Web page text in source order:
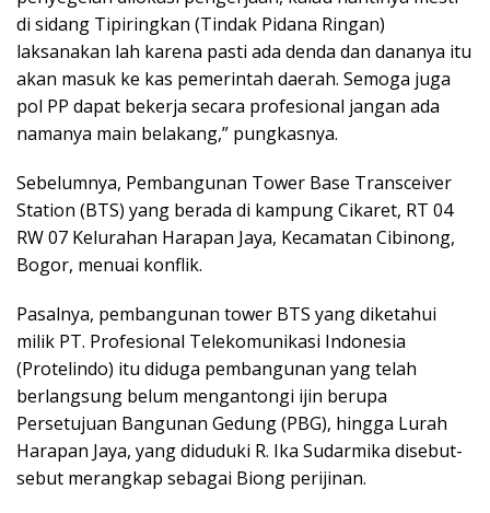
di sidang Tipiringkan (Tindak Pidana Ringan)
laksanakan lah karena pasti ada denda dan dananya itu
akan masuk ke kas pemerintah daerah. Semoga juga
pol PP dapat bekerja secara profesional jangan ada
namanya main belakang,” pungkasnya.
Sebelumnya, Pembangunan Tower Base Transceiver
Station (BTS) yang berada di kampung Cikaret, RT 04
RW 07 Kelurahan Harapan Jaya, Kecamatan Cibinong,
Bogor, menuai konflik.
Pasalnya, pembangunan tower BTS yang diketahui
milik PT. Profesional Telekomunikasi Indonesia
(Protelindo) itu diduga pembangunan yang telah
berlangsung belum mengantongi ijin berupa
Persetujuan Bangunan Gedung (PBG), hingga Lurah
Harapan Jaya, yang diduduki R. Ika Sudarmika disebut-
sebut merangkap sebagai Biong perijinan.